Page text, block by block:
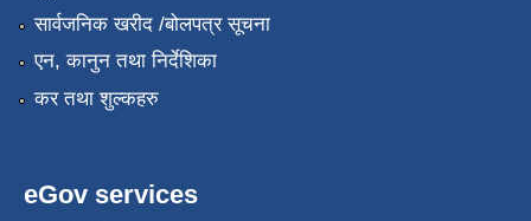
सार्वजनिक खरीद /बोलपत्र सूचना
एन, कानुन तथा निर्देशिका
कर तथा शुल्कहरु
eGov services